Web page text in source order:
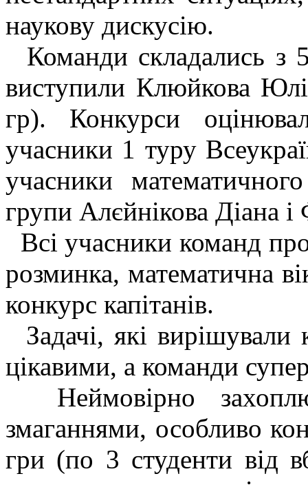
наукову дискусію.
Команди складались з
виступили Клюйкова
гр). Конкурси
учасники 1 туру
учасники
групи Алєйнікова Діана
Всі учасники команд
розминка, математична
конкурс капітанів.
Задачі, які
цікавими, а команди
Неймовірно
змаганнями, особливо
гри (по 3 студенти від